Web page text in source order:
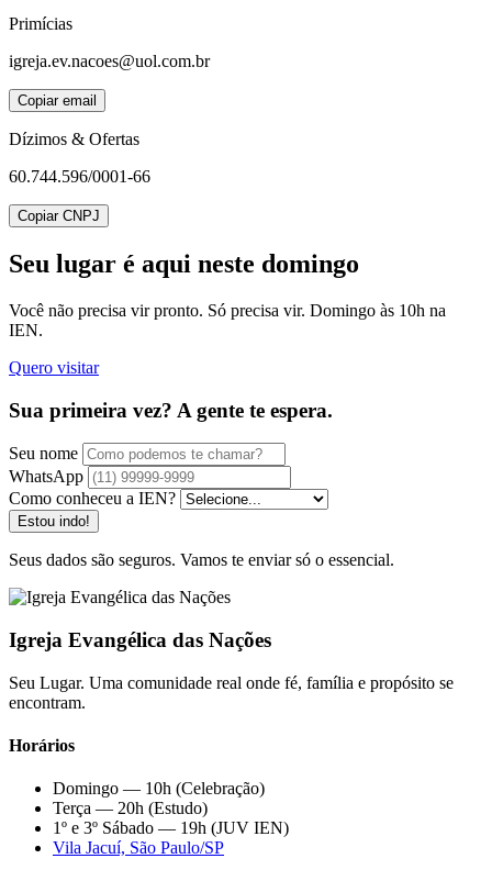
Primícias
igreja.ev.nacoes@uol.com.br
Copiar email
Dízimos & Ofertas
60.744.596/0001-66
Copiar CNPJ
Seu lugar é aqui neste domingo
Você não precisa vir pronto. Só precisa vir. Domingo às 10h na
IEN.
Quero visitar
Sua primeira vez? A gente te espera.
Seu nome
WhatsApp
Como conheceu a IEN?
Estou indo!
Seus dados são seguros. Vamos te enviar só o essencial.
Igreja Evangélica das Nações
Seu Lugar. Uma comunidade real onde fé, família e propósito se
encontram.
Horários
Domingo — 10h (Celebração)
Terça — 20h (Estudo)
1º e 3º Sábado — 19h (JUV IEN)
Vila Jacuí, São Paulo/SP